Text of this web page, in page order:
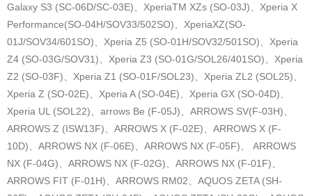
Galaxy S3 (SC-06D/SC-03E)、XperiaTM XZs (SO-03J)、Xperia X
Performance(SO-04H/SOV33/502SO)、XperiaXZ(SO-
01J/SOV34/601SO)、Xperia Z5 (SO-01H/SOV32/501SO)、Xperia
Z4 (SO-03G/SOV31)、Xperia Z3 (SO-01G/SOL26/401SO)、Xperia
Z2 (SO-03F)、Xperia Z1 (SO-01F/SOL23)、Xperia ZL2 (SOL25)、
Xperia Z (SO-02E)、Xperia A (SO-04E)、Xperia GX (SO-04D)、
Xperia UL (SOL22)、arrows Be (F-05J)、ARROWS SV(F-03H)、
ARROWS Z (ISW13F)、ARROWS X (F-02E)、ARROWS X (F-
10D)、ARROWS NX (F-06E)、ARROWS NX (F-05F)、 ARROWS
NX (F-04G)、ARROWS NX (F-02G)、ARROWS NX (F-01F)、
ARROWS FIT (F-01H)、ARROWS RM02、AQUOS ZETA (SH-